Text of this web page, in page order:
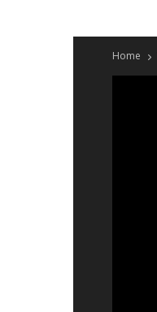
Home